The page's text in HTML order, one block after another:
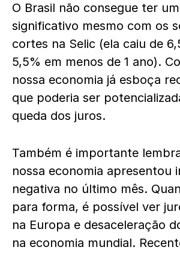
O Brasil não consegue ter
significativo mesmo com os
cortes na Selic (ela caiu de
5,5% em menos de 1 ano).
nossa economia já esboça
que poderia ser
queda dos juros.
Também é importante
nossa economia apresentou
negativa no último mês.
para forma, é possível ver
na Europa e desaceleração
na economia mundial.